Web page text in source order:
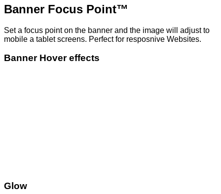
Banner Focus Point™
Set a focus point on the banner and the image will adjust to
mobile a tablet screens. Perfect for resposnive Websites.
Banner Hover effects
Glow